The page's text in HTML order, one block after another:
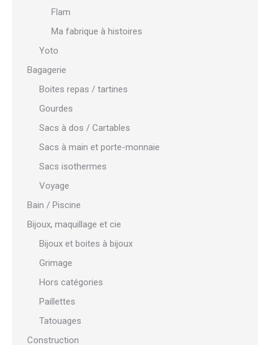
Flam
Ma fabrique à histoires
Yoto
Bagagerie
Boites repas / tartines
Gourdes
Sacs à dos / Cartables
Sacs à main et porte-monnaie
Sacs isothermes
Voyage
Bain / Piscine
Bijoux, maquillage et cie
Bijoux et boites à bijoux
Grimage
Hors catégories
Paillettes
Tatouages
Construction